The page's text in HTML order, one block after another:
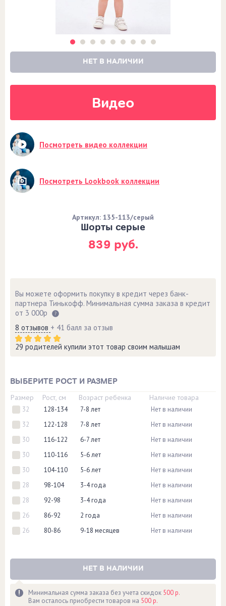
НЕТ В НАЛИЧИИ
Видео
Посмотреть видео коллекции
Посмотреть Lookbook коллекции
839 руб.
Шорты серые
Артикул: 135-113/серый
Вы можете оформить покупку в кредит через банк-
партнера Тинькофф. Минимальная сумма заказа в кредит
от 3 000р
8 отзывов + 41 балл за отзыв
29 родителей купили этот товар своим малышам
ВЫБЕРИТЕ РОСТ И РАЗМЕР
Размер Рост, см Возраст ребенка Наличие товара
32 128-134 7-8 лет
Нет в наличии
32
122-128 7-8 лет
Нет в наличии
30
116-122 6-7 лет
Нет в наличии
30
110-116 5-6 лет
Нет в наличии
30
104-110 5-6 лет
Нет в наличии
28
98-104 3-4 года
Нет в наличии
28
92-98 3-4 года
Нет в наличии
26
86-92 2 года
Нет в наличии
26
80-86 9-18 месяцев Нет в наличии
НЕТ В НАЛИЧИИ
Минимальная сумма заказа без учета скидок 500 р.
Вам осталось приобрести товаров на 500 р.